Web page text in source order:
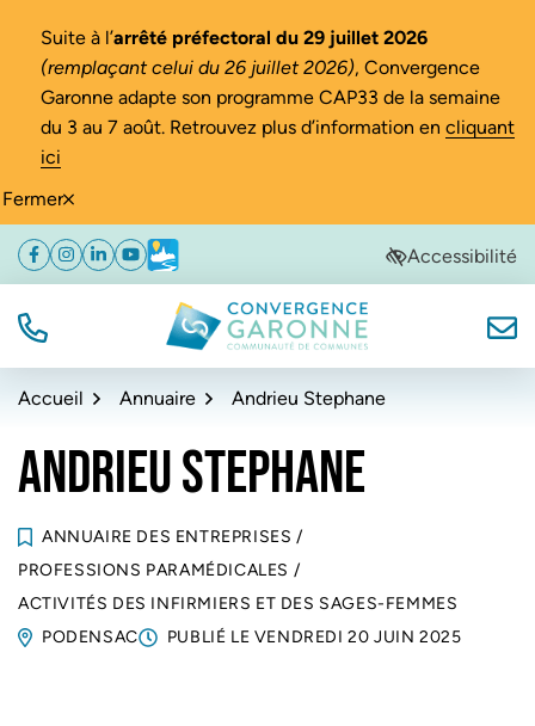
Fermer
Suite à l’arrêté préfectoral du 29 juillet 2026
(remplaçant celui du 26 juillet 2026), Convergence
Garonne adapte son programme CAP33 de la semaine
du 3 au 7 août. Retrouvez plus d’information en cliquant
ici
Aller
navigation
Aller
au
Aller
au
de
Facebook
(ouverture dans un nouvel onglet)
Instagram
(ouverture dans un nouvel onglet)
Linkedin
(ouverture dans un nouvel onglet)
YouTube
(ouverture dans un nouvel onglet)
Météo
(ouverture dans un nouvel onglet)Accessibilité
TÉL. Convergence Garonne
Accueil Annuaire Andrieu Stephane
ANDRIEU STEPHANE
ANNUAIRE DES ENTREPRISES /
PROFESSIONS PARAMÉDICALES /
ACTIVITÉS DES INFIRMIERS ET DES SAGES-FEMMES
PODENSAC
PUBLIÉ LE VENDREDI 20 JUIN 2025